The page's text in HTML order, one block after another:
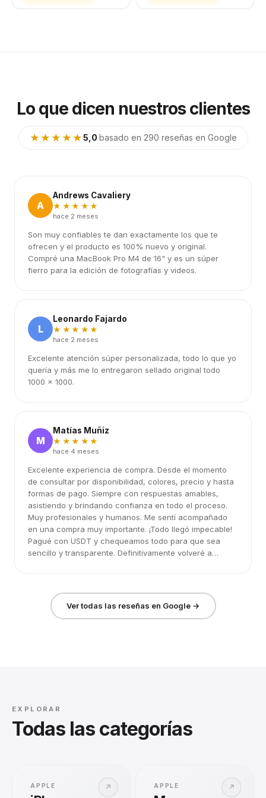
Lo que dicen nuestros clientes
★★★★★5,0·basado en 290 reseñas en Google
A
Andrews Cavaliery
★★★★★
hace 2 meses
Son muy confiables te dan exactamente los que te
ofrecen y el producto es 100% nuevo y original.
Compré una MacBook Pro M4 de 16" y es un súper
fierro para la edición de fotografías y videos.
L
Leonardo Fajardo
★★★★★
hace 2 meses
Excelente atención súper personalizada, todo lo que yo
quería y más me lo entregaron sellado original todo
1000 x 1000.
M
Matías Muñiz
★★★★★
hace 4 meses
Excelente experiencia de compra. Desde el momento
de consultar por disponibilidad, colores, precio y hasta
formas de pago. Siempre con respuestas amables,
asistiendo y brindando confianza en todo el proceso.
Muy profesionales y humanos. Me sentí acompañado
en una compra muy importante. ¡Todo llegó impecable!
Pagué con USDT y chequeamos todo para que sea
sencillo y transparente. Definitivamente volveré a
Ver todas las reseñas en Google →
EXPLORAR
Todas las categorías
↗
APPLE ↗
APPLE